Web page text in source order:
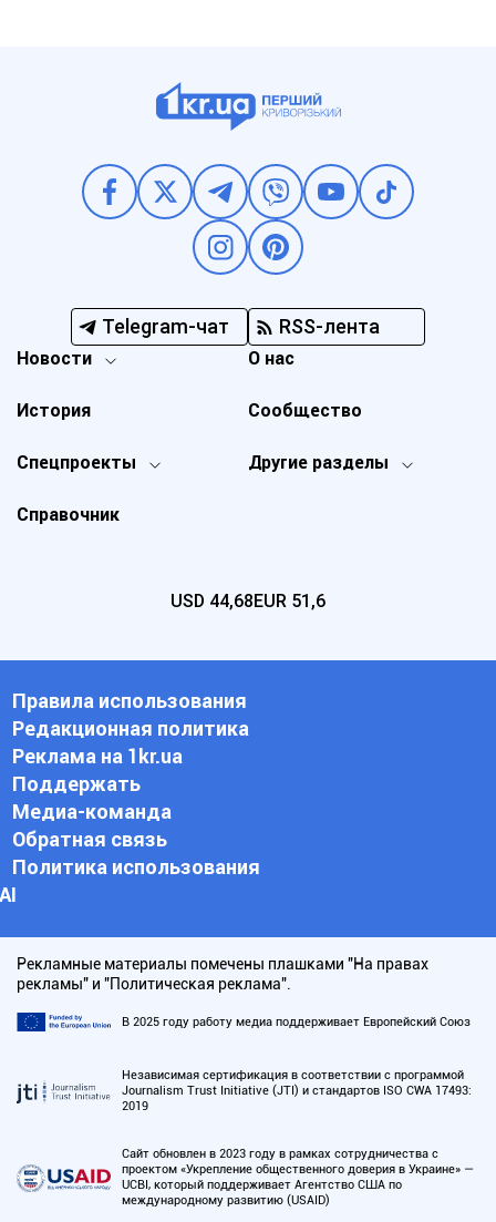
Telegram-чат RSS-лента
Новости
Спецпроекты Другие разделы
История
О нас
Справочник
Сообщество
USD 44,68EUR 51,6
Правила использования
Редакционная политика
Реклама на 1kr.ua
Поддержать
Медиа-команда
Обратная связь
Политика использования
АI
Рекламные материалы помечены плашками "На правах
рекламы" и "Политическая реклама".
В 2025 году работу медиа поддерживает Европейский Союз
Независимая сертификация в соответствии с программой
Journalism Trust Initiative (JTI) и стандартов ISO CWA 17493:
2019
Сайт обновлен в 2023 году в рамках сотрудничества с
проектом «Укрепление общественного доверия в Украине» —
UCBI, который поддерживает Агентство США по
международному развитию (USAID)